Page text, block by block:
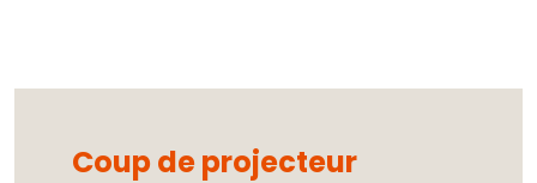
Coup de projecteur